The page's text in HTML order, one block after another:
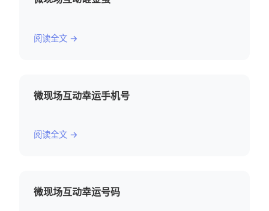
阅读全文 →
微现场互动幸运手机号
阅读全文 →
微现场互动幸运号码